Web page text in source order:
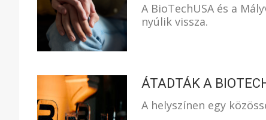
A BioTechUSA és a
nyúlik vissza.
ÁTADTÁK A
A helyszínen egy